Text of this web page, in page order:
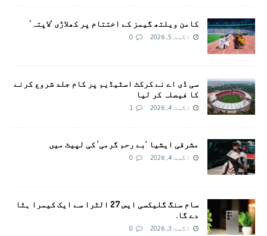
کامن ویلتھ گیمز کے اختتام پر کھلاڑی ‘لاپتہ’
اگست 5, 2026 0
سی ڈی اے نے کرکٹ اسٹیڈیم پر کام جلد شروع کرنے
کا فیصلہ کر لیا
اگست 4, 2026 1
مشرقی ایشیا ‘بے رحم گرمی’ کی لپیٹ میں
اگست 4, 2026 0
سام سنگ گلیکسی ایس 27 الٹرا سے ایک کیمرا ہٹا
دے گا.
اگست 3, 2026 0